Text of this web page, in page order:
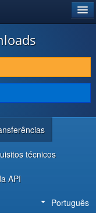
técnicos
API
Português